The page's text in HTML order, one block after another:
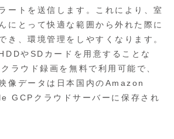
ートを送信します。これにより、室
にとって快適な範囲から外れた際に
き、環境管理をしやすくなります。
やSDカードを用意することな
ラウド録画を無料で利用可能で、
像データは日本国内のAmazon
GCPクラウドサーバーに保存され